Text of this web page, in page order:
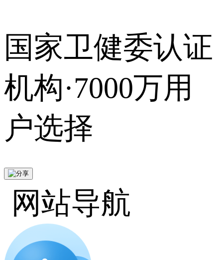
国家卫健委认证
机构·7000万用
户选择
网站导航